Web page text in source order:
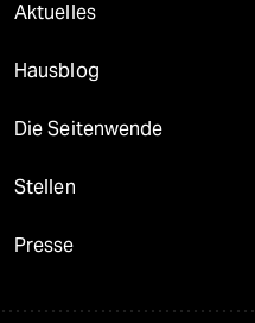
Aktuelles
Hausblog
Die Seitenwende
Stellen
Presse